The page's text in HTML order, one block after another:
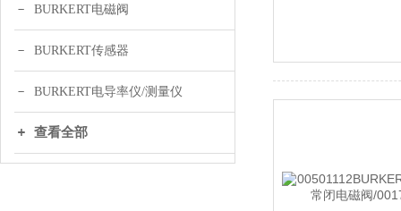
BURKERT电磁阀
BURKERT传感器
BURKERT电导率仪/测量仪
查看全部